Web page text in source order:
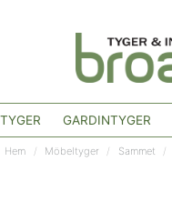
GARDINTYGER
Hem Möbeltyger Sammet